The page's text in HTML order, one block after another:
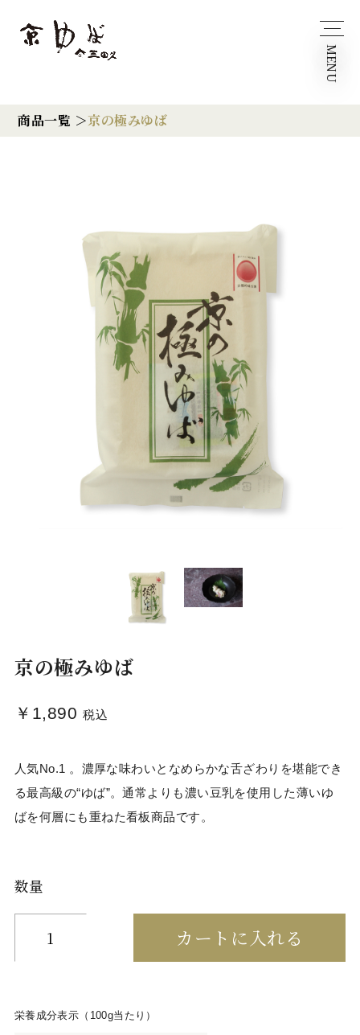
MENU
商品一覧 ＞京の極みゆば
京の極みゆば
￥1,890税込
人気No.1 。濃厚な味わいとなめらかな舌ざわりを堪能でき
る最高級の“ゆば”。通常よりも濃い豆乳を使用した薄いゆ
ばを何層にも重ねた看板商品です。
数量
栄養成分表示（100g当たり）